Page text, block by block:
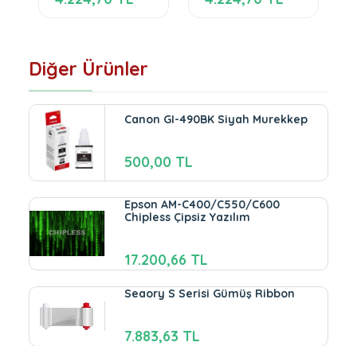
Diğer Ürünler
Canon GI-490BK Siyah Murekkep
500,00 TL
Epson AM-C400/C550/C600
Chipless Çipsiz Yazılım
17.200,66 TL
Seaory S Serisi Gümüş Ribbon
7.883,63 TL